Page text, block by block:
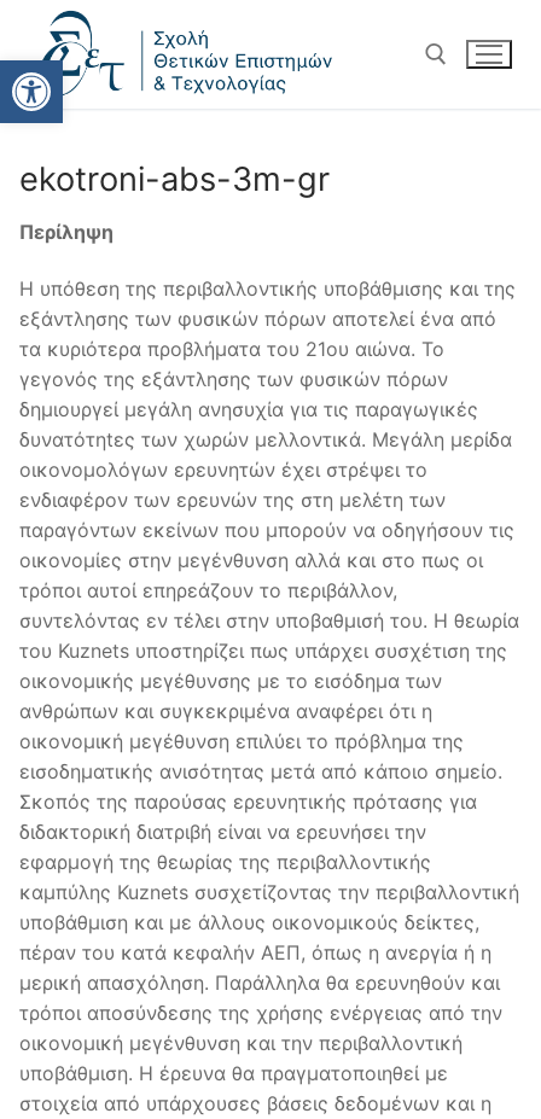
Ανοίξτε τη γραμμή
ekotroni-abs-3m-gr
Περίληψη
Η υπόθεση της περιβαλλοντικής υποβάθμισης και της
εξάντλησης των φυσικών πόρων αποτελεί ένα από
τα κυριότερα προβλήματα του 21ου αιώνα. Το
γεγονός της εξάντλησης των φυσικών πόρων
δημιουργεί μεγάλη ανησυχία για τις παραγωγικές
δυνατότηtες των χωρών μελλοντικά. Μεγάλη μερίδα
οικονομολόγων ερευνητών έχει στρέψει το
ενδιαφέρον των ερευνών της στη μελέτη των
παραγόντων εκείνων που μπορoύν να οδηγήσουν τις
οικονομίες στην μεγένθυνση αλλά και στο πως οι
τρόποι αυτοί επηρεάζουν το περιβάλλον,
συντελόντας εν τέλει στην υποβαθμισή του. Η θεωρία
του Kuznets υποστηρίζει πως υπάρχει συσχέτιση της
οικονομικής μεγέθυνσης με το εισόδημα των
ανθρώπων και συγκεκριμένα αναφέρει ότι η
οικονομική μεγέθυνση επιλύει το πρόβλημα της
εισοδηματικής ανισότητας μετά από κάποιο σημείο.
Σκοπός της παρούσας ερευνητικής πρότασης για
διδακτορική διατριβή είναι να ερευνήσει την
εφαρμογή της θεωρίας της περιβαλλοντικής
καμπύλης Kuznets συσχετίζοντας την περιβαλλοντική
υποβάθμιση και με άλλους οικονομικούς δείκτες,
πέραν του κατά κεφαλήν ΑΕΠ, όπως η ανεργία ή η
μερική απασχόληση. Παράλληλα θα ερευνηθούν και
τρόποι αποσύνδεσης της χρήσης ενέργειας από την
οικονομική μεγένθυνση και την περιβαλλοντική
υποβάθμιση. Η έρευνα θα πραγματοποιηθεί με
στοιχεία από υπάρχουσες βάσεις δεδομένων και η